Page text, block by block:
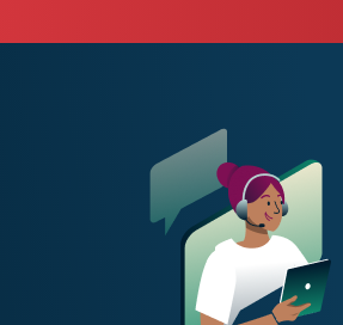
VPN สำหรับเล่นเกม
เกี่ยวกับ ExpressVPN
รสมาชิกหนึ่งบัญชีจะมอบการเข้าถึงชุดเครื่องมื
มปลอดภัยที่มีการเพิ่มขึ้นอย่างต่อเนื่องซึ่งสามา
บรื่นเพื่อยกระดับชีวิตดิจิทัลของคุณ
ธิบายการเข้ารหัสของ VPN
Award-
winning
macOS
antivirus,
firewall,
system tools,
and more.